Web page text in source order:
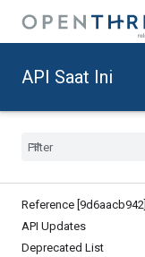
API Saat Ini
Reference [9d6aacb942]
API Updates
Deprecated List